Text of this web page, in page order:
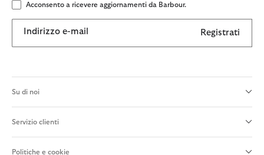
Acconsento a ricevere aggiornamenti da Barbour.
Indirizzo e-mail Registrati
Su di noi
Servizio clienti
Politiche e cookie